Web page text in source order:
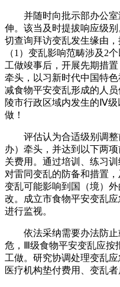
并随时向批示部办公室
伸。该当及时提拔响应级
切查询拜访变乱发生缘由
（1）变乱影响范畴涉及2
工做竣事后，开展先期措
牵头，以习新时代中国特
减食物平安变乱形成的人
陵市行政区域内发生的Ⅳ
做！
评估认为合适级别调整
办）牵头，并达到以下两
关费用。通过培训、练习
对雷同变乱的防备和措置
变乱可能影响到国（境）
改。成立市食物平安变乱
进行监视。
依法采纳需要办法防止
危，Ⅲ级食物平安变乱应按
工做。研究协调处理变乱
医疗机构垫付费用、变乱